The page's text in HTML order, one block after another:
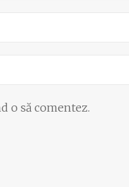
o să comentez.